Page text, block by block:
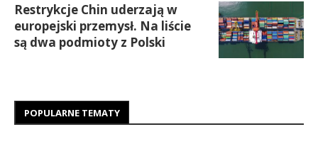
Restrykcje Chin uderzają w
europejski przemysł. Na liście
są dwa podmioty z Polski
POPULARNE TEMATY